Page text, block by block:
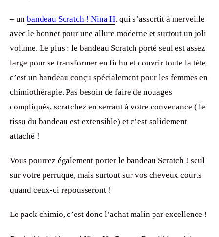
– un bandeau Scratch ! Nina H. qui s’assortit à merveille
avec le bonnet pour une allure moderne et surtout un joli
volume. Le plus : le bandeau Scratch porté seul est assez
large pour se transformer en fichu et couvrir toute la tête,
c’est un bandeau conçu spécialement pour les femmes en
chimiothérapie. Pas besoin de faire de nouages
compliqués, scratchez en serrant à votre convenance ( le
tissu du bandeau est extensible) et c’est solidement
attaché !
Vous pourrez également porter le bandeau Scratch ! seul
sur votre perruque, mais surtout sur vos cheveux courts
quand ceux-ci repousseront !
Le pack chimio, c’est donc l’achat malin par excellence !